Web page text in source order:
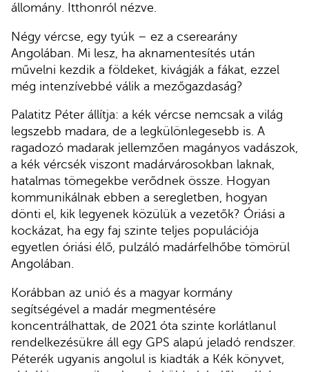
állomány. Itthonról nézve.
Négy vércse, egy tyúk – ez a cserearány
Angolában. Mi lesz, ha aknamentesítés után
művelni kezdik a földeket, kivágják a fákat, ezzel
még intenzívebbé válik a mezőgazdaság?
Palatitz Péter állítja: a kék vércse nemcsak a világ
legszebb madara, de a legkülönlegesebb is. A
ragadozó madarak jellemzően magányos vadászok,
a kék vércsék viszont madárvárosokban laknak,
hatalmas tömegekbe verődnek össze. Hogyan
kommunikálnak ebben a seregletben, hogyan
dönti el, kik legyenek közülük a vezetők? Óriási a
kockázat, ha egy faj szinte teljes populációja
egyetlen óriási élő, pulzáló madárfelhőbe tömörül
Angolában.
Korábban az unió és a magyar kormány
segítségével a madár megmentésére
koncentrálhattak, de 2021 óta szinte korlátlanul
rendelkezésükre áll egy GPS alapú jeladó rendszer.
Péterék ugyanis angolul is kiadták a Kék könyvet,